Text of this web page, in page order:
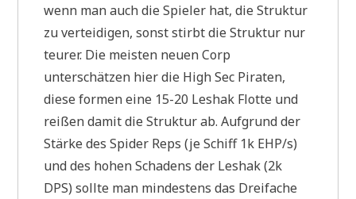
wenn man auch die Spieler hat, die Struktur
zu verteidigen, sonst stirbt die Struktur nur
teurer. Die meisten neuen Corp
unterschätzen hier die High Sec Piraten,
diese formen eine 15-20 Leshak Flotte und
reißen damit die Struktur ab. Aufgrund der
Stärke des Spider Reps (je Schiff 1k EHP/s)
und des hohen Schadens der Leshak (2k
DPS) sollte man mindestens das Dreifache